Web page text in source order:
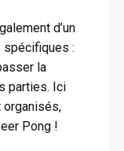
d’un
spécifiques :
la
parties. Ici
Pong !